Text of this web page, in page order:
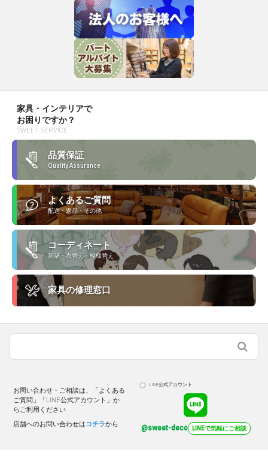
家具・インテリアで
お困りですか？
SWEET SERVICE
品質保証
Quality Assurance
よくあるご質問
配送・返品・その他
コーディネート
新築・衣替え・模様替え
家具の修理窓口
お問い合わせ・ご相談は、「よくある
ご質問」「LINE公式アカウント」か
らご利用ください
店舗へのお問い合わせはコチラから
LINE公式アカウント
@sweet-deco LINEで気軽にご相談